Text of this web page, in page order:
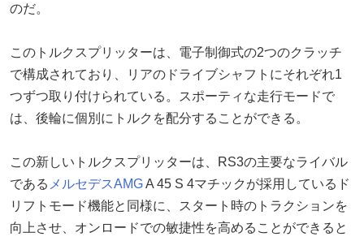
のだ。
このトルクスプリッターは、電子制御式の2つのクラッチ
で構成されており、リアのドライブシャフトにそれぞれ1
つずつ取り付けられている。スポーティな走行モードで
は、後輪に個別にトルクを配分することができる。
この新しいトルクスプリッターは、RS3の主要なライバル
である メルセデスAMGA 45 S 4マチックが採用しているド
リフトモード機能と同様に、スタート時のトラクションを
向上させ、オンロードでの敏捷性を高めることができると